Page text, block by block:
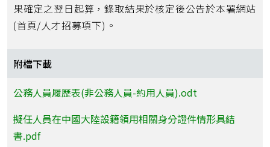
果確定之翌日起算，錄取結果於核定後公告於本署網站
(首頁/人才招募項下)。
附檔下載
公務人員履歷表(非公務人員-約用人員).odt
擬任人員在中國大陸設籍領用相關身分證件情形具結
書.pdf